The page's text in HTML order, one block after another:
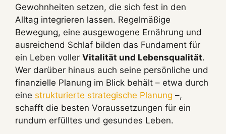
Gewohnheiten setzen, die sich fest in den
Alltag integrieren lassen. Regelmäßige
Bewegung, eine ausgewogene Ernährung und
ausreichend Schlaf bilden das Fundament für
ein Leben voller Vitalität und Lebensqualität.
Wer darüber hinaus auch seine persönliche und
finanzielle Planung im Blick behält – etwa durch
eine strukturierte strategische Planung –,
schafft die besten Voraussetzungen für ein
rundum erfülltes und gesundes Leben.